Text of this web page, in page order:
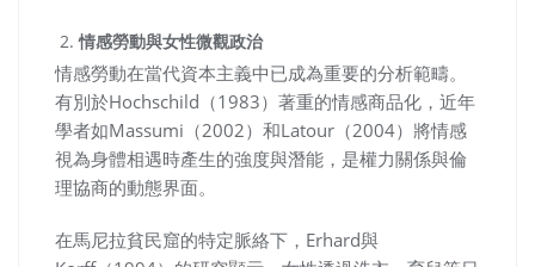
情感勞動與女性微觀政治
情感勞動在當代資本主義中已成為重要的分析範疇。
有別於Hochschild（1983）著重的情感商品化，近年
學者如Massumi（2002）和Latour（2004）將情感
視為身體相遇時產生的強度與潛能，是權力關係與倫
理協商的動態界面。
在馬尼拉貧民窟的特定脈絡下，Erhard與